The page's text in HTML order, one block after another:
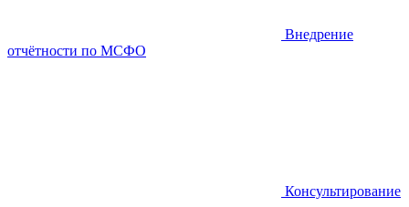
Внедрение
отчётности по МСФО
Консультирование